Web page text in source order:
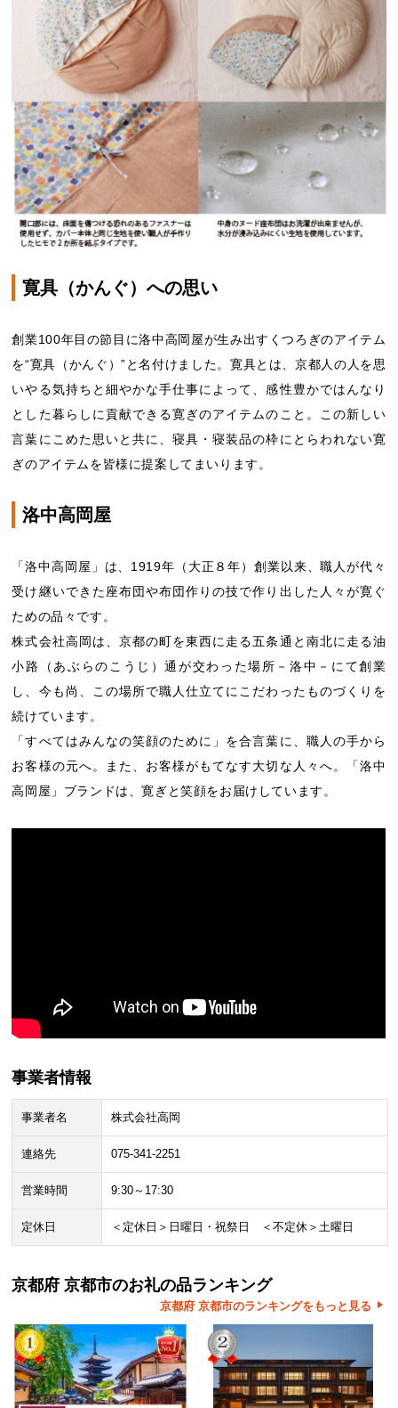
寛具（かんぐ）への思い
創業100年目の節目に洛中高岡屋が生み出すくつろぎのアイテム
を“寛具（かんぐ）”と名付けました。寛具とは、京都人の人を思
いやる気持ちと細やかな手仕事によって、感性豊かではんなり
とした暮らしに貢献できる寛ぎのアイテムのこと。この新しい
言葉にこめた思いと共に、寝具・寝装品の枠にとらわれない寛
ぎのアイテムを皆様に提案してまいります。
洛中高岡屋
「洛中高岡屋」は、1919年（大正８年）創業以来、職人が代々
受け継いできた座布団や布団作りの技で作り出した人々が寛ぐ
ための品々です。
株式会社高岡は、京都の町を東西に走る五条通と南北に走る油
小路（あぶらのこうじ）通が交わった場所－洛中－にて創業
し、今も尚、この場所で職人仕立てにこだわったものづくりを
続けています。
「すべてはみんなの笑顔のために」を合言葉に、職人の手から
お客様の元へ。また、お客様がもてなす大切な人々へ。「洛中
高岡屋」ブランドは、寛ぎと笑顔をお届けしています。
事業者情報
事業者名 株式会社高岡
連絡先 075-341-2251
営業時間 9:30～17:30
定休日 ＜定休日＞日曜日・祝祭日 ＜不定休＞土曜日
京都府 京都市のお礼の品ランキング
京都府 京都市のランキングをもっと見る